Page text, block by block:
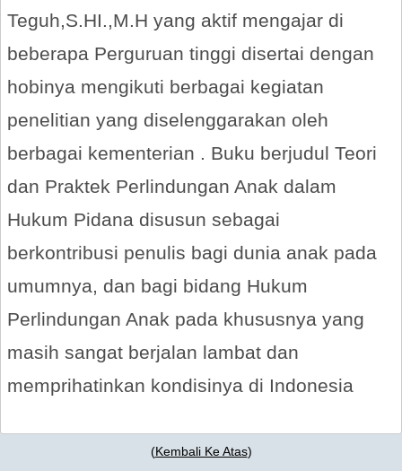
Teguh,S.HI.,M.H yang aktif mengajar di
beberapa Perguruan tinggi disertai dengan
hobinya mengikuti berbagai kegiatan
penelitian yang diselenggarakan oleh
berbagai kementerian . Buku berjudul Teori
dan Praktek Perlindungan Anak dalam
Hukum Pidana disusun sebagai
berkontribusi penulis bagi dunia anak pada
umumnya, dan bagi bidang Hukum
Perlindungan Anak pada khususnya yang
masih sangat berjalan lambat dan
memprihatinkan kondisinya di Indonesia
(Kembali Ke Atas)